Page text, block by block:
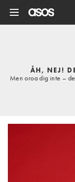
ÅH, NEJ!
Men oroa dig inte –